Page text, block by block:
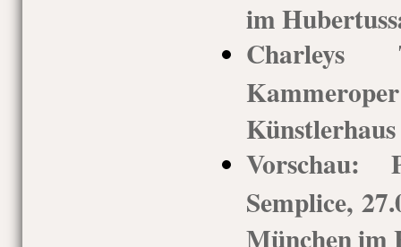
im
Charleys
Künstlerhaus
Vorschau:
Semplice,
München im